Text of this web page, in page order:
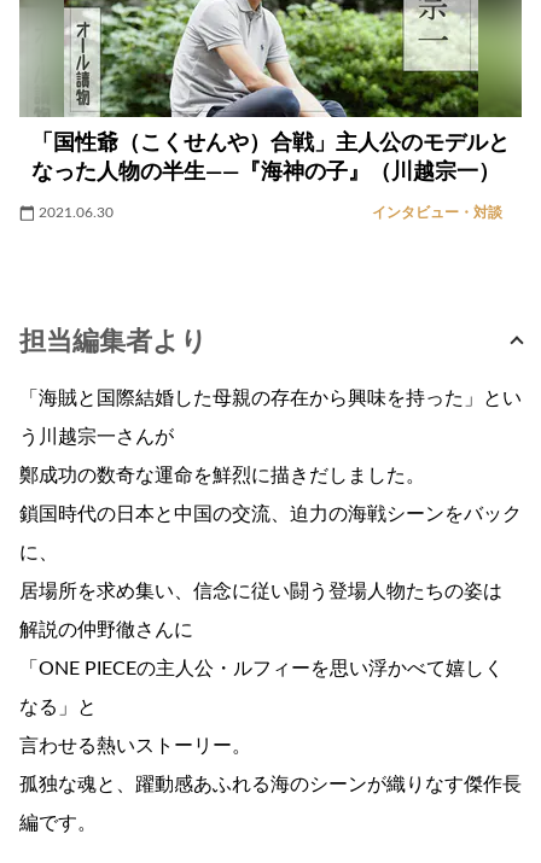
「国性爺（こくせんや）合戦」主人公のモデルと
なった人物の半生――『海神の子』（川越宗一）
2021.06.30 インタビュー・対談
担当編集者より
「海賊と国際結婚した母親の存在から興味を持った」とい
う川越宗一さんが
鄭成功の数奇な運命を鮮烈に描きだしました。
鎖国時代の日本と中国の交流、迫力の海戦シーンをバック
に、
居場所を求め集い、信念に従い闘う登場人物たちの姿は
解説の仲野徹さんに
「ONE PIECEの主人公・ルフィーを思い浮かべて嬉しく
なる」と
言わせる熱いストーリー。
孤独な魂と、躍動感あふれる海のシーンが織りなす傑作長
編です。